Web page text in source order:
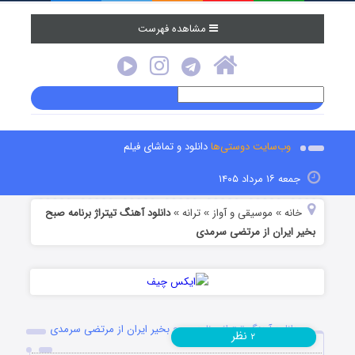
مشاهده فهرست
وب‌سایت دوستی‌هادانلود و تماشای فیلم
جمعه ۱۶ مرداد ۱۴۰۵
خانه » موسیقی و آواز »ترانه »دانلود آهنگ تیتراژ برنامه صبح
بخیر ایران از مرتضی سرمدی
دانلود آهنگ تیتراژ برنامه صبح بخیر ایران از مرتضی سرمدی
۲ نظر